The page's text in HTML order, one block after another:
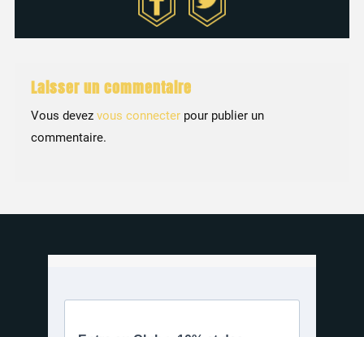
Laisser un commentaire
Vous devez vous connecterpour publier un
commentaire.